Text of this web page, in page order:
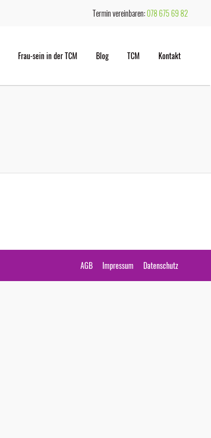
Termin vereinbaren:078 675 69 82
Frau-sein in der TCM Blog TCM Kontakt
AGB Impressum Datenschutz